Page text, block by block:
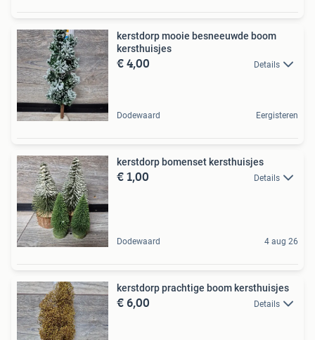
kerstdorp mooie besneeuwde boom
kersthuisjes
€ 4,00 Details
Dodewaard Eergisteren
kerstdorp bomenset kersthuisjes
€ 1,00 Details
Dodewaard 4 aug 26
kerstdorp prachtige boom kersthuisjes
€ 6,00 Details